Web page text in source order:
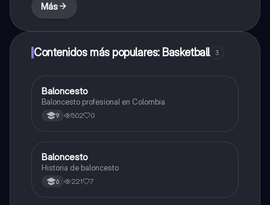
Más
Contenidos más populares: Basketball 3
Educación Física
Baloncesto
Baloncesto profesional en Colombia
9 502 0
Educación Física
Baloncesto
Historia de baloncesto
6 221 7